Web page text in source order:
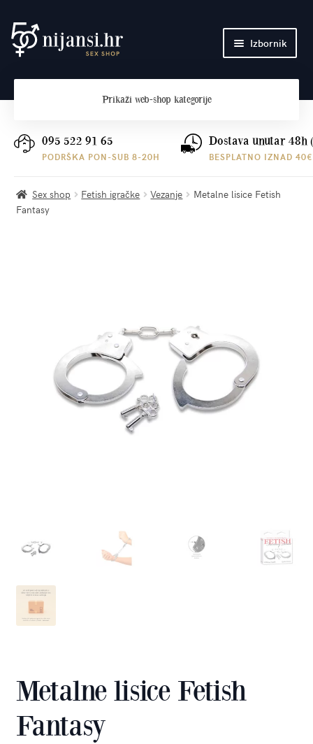
Preskoči
na
Skoči
do
Izbornik
Plaćanje i dostava
Prikaži web-shop kategorije
095 522 91 65
PODRŠKA PON-SUB 8-20H
Dostava unutar 48h
BESPLATNO IZNAD 40€
Sex shop Fetish igračke Vezanje
Metalne lisice Fetish
Fantasy
Metalne lisice Fetish
Fantasy